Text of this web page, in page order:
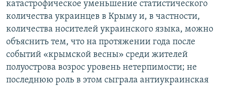
катастрофическое уменьшение статистического
количества украинцев в Крыму и, в частности,
количества носителей украинского языка, можно
объяснить тем, что на протяжении года после
событий «крымской весны» среди жителей
полуострова возрос уровень нетерпимости; не
последнюю роль в этом сыграла антиукраинская